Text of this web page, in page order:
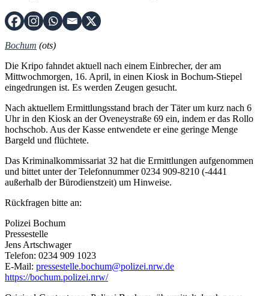
Bochum (ots)
Die Kripo fahndet aktuell nach einem Einbrecher, der am
Mittwochmorgen, 16. April, in einen Kiosk in Bochum-Stiepel
eingedrungen ist. Es werden Zeugen gesucht.
Nach aktuellem Ermittlungsstand brach der Täter um kurz nach 6
Uhr in den Kiosk an der Oveneystraße 69 ein, indem er das Rollo
hochschob. Aus der Kasse entwendete er eine geringe Menge
Bargeld und flüchtete.
Das Kriminalkommissariat 32 hat die Ermittlungen aufgenommen
und bittet unter der Telefonnummer 0234 909-8210 (-4441
außerhalb der Bürodienstzeit) um Hinweise.
Rückfragen bitte an:
Polizei Bochum
Pressestelle
Jens Artschwager
Telefon: 0234 909 1023
E-Mail: pressestelle.bochum@polizei.nrw.de
https://bochum.polizei.nrw/